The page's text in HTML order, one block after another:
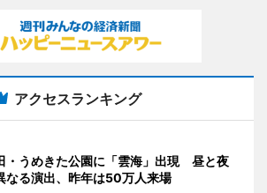
アクセスランキング
・うめきた公園に「雲海」出現 昼と夜
なる演出、昨年は50万人来場